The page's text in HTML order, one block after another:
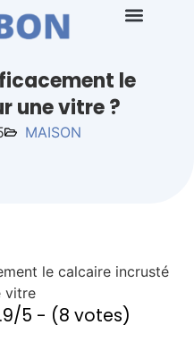
le
une vitre ?
MAISON
5 - (8 votes)